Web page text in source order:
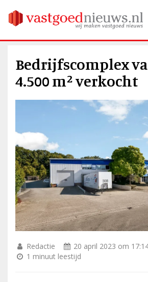
Bedrijfscomplex
4.500 m² verkocht
Redactie
20 april 2023 om
1 minuut leestijd